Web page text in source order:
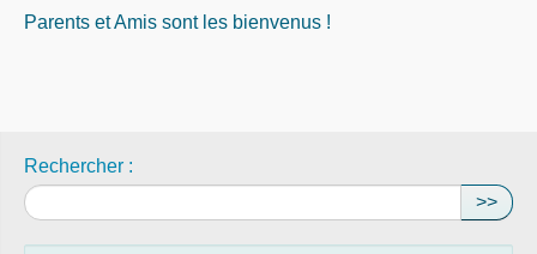
Parents et Amis sont les bienvenus !
Rechercher :
>>